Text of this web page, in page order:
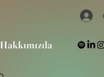
Hakkımızda